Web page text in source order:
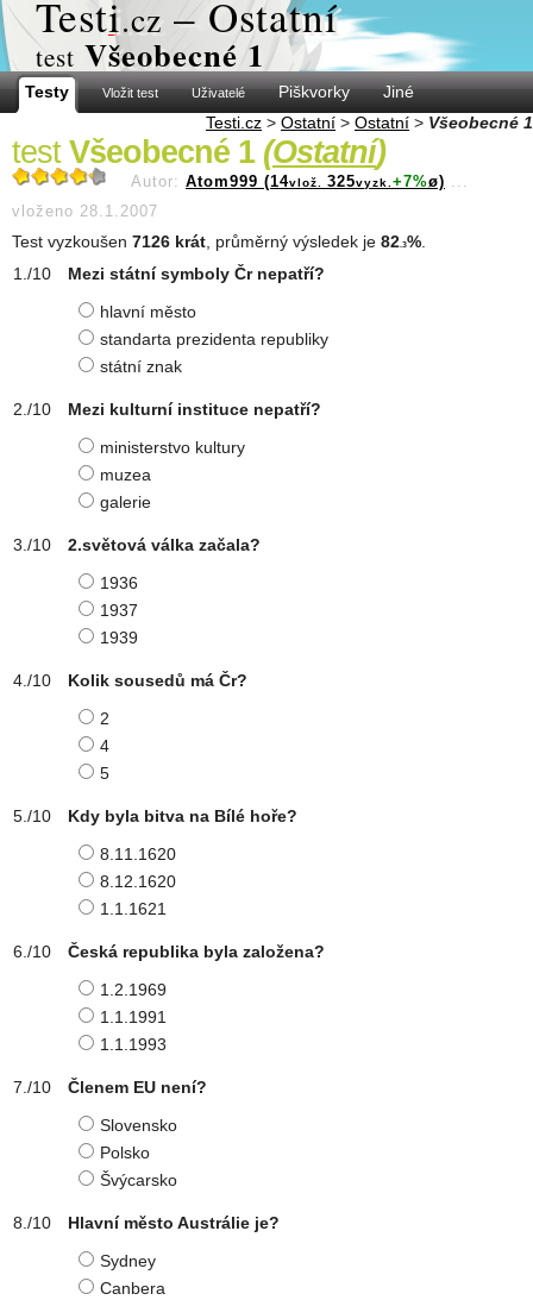
Testi.cz – Ostatní
test Všeobecné 1
Testy Vložit test Uživatelé Piškvorky
Jiné
Testi.cz > Ostatní > Ostatní > Všeobecné 1
test Všeobecné 1 (Ostatní)
Autor: Atom999 (14vlož. 325vyzk. +7%ø) ...
vloženo 28.1.2007
Test vyzkoušen 7126 krát , průměrný výsledek je 82 .3%
Mezi státní symboly Čr nepatří?
hlavní město
standarta prezidenta republiky
státní znak
Mezi kulturní instituce nepatří?
ministerstvo kultury
muzea
galerie
2.světová válka začala?
1936
1937
1939
Kolik sousedů má Čr?
2
4
5
Kdy byla bitva na Bílé hoře?
8.11.1620
8.12.1620
1.1.1621
Česká republika byla založena?
1.2.1969
1.1.1991
1.1.1993
Členem EU není?
Slovensko
Polsko
Švýcarsko
Hlavní město Austrálie je?
Sydney
Canbera